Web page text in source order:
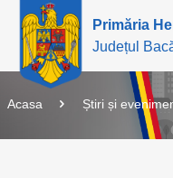
Primăria
Județul
Acasa Știri și